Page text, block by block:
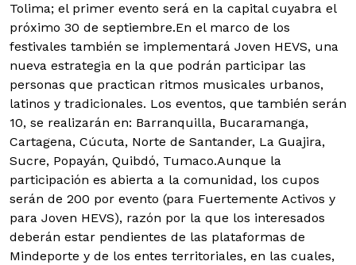
Tolima; el primer evento será en la capital cuyabra el
próximo 30 de septiembre.En el marco de los
festivales también se implementará Joven HEVS, una
nueva estrategia en la que podrán participar las
personas que practican ritmos musicales urbanos,
latinos y tradicionales. Los eventos, que también serán
10, se realizarán en: Barranquilla, Bucaramanga,
Cartagena, Cúcuta, Norte de Santander, La Guajira,
Sucre, Popayán, Quibdó, Tumaco.Aunque la
participación es abierta a la comunidad, los cupos
serán de 200 por evento (para Fuertemente Activos y
para Joven HEVS), razón por la que los interesados
deberán estar pendientes de las plataformas de
Mindeporte y de los entes territoriales, en las cuales,